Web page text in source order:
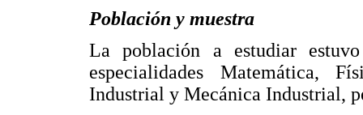
Población y muestra
La población a estudiar
especialidades Matemática,
Industrial y Mecánica Industrial,